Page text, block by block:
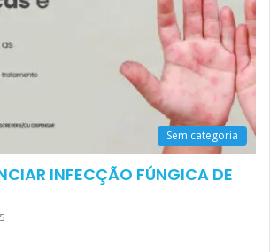
Sem categoria
INFECÇÃO FÚNGICA DE